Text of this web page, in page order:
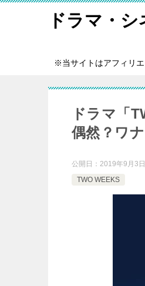
ドラマ・
※当サイトはアフィリ
ドラマ「
偶然？ワナ
公開日： 2019年9月3日
TWO WEEKS